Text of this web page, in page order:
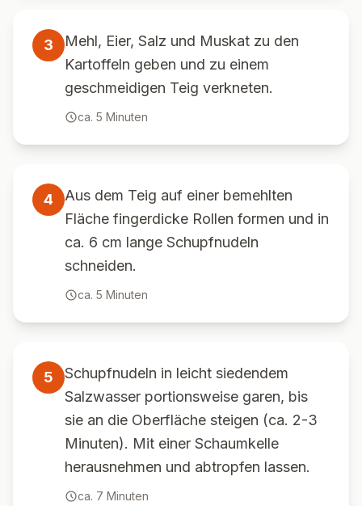
3
Mehl, Eier, Salz und Muskat zu den
Kartoffeln geben und zu einem
geschmeidigen Teig verkneten.
ca. 5 Minuten
4
Aus dem Teig auf einer bemehlten
Fläche fingerdicke Rollen formen und in
ca. 6 cm lange Schupfnudeln
schneiden.
ca. 5 Minuten
5
Schupfnudeln in leicht siedendem
Salzwasser portionsweise garen, bis
sie an die Oberfläche steigen (ca. 2-3
Minuten). Mit einer Schaumkelle
herausnehmen und abtropfen lassen.
ca. 7 Minuten